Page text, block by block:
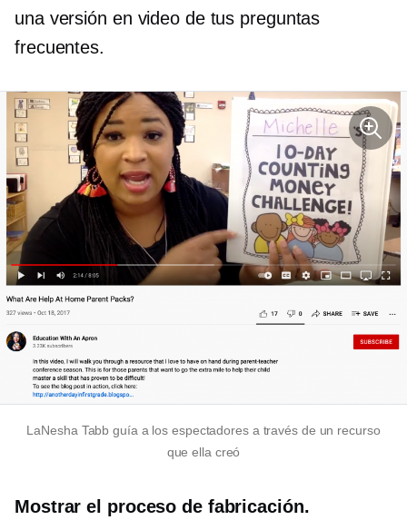
una versión en video de tus preguntas
frecuentes.
LaNesha Tabb guía a los espectadores a través de un recurso
que ella creó
Mostrar el proceso de fabricación.